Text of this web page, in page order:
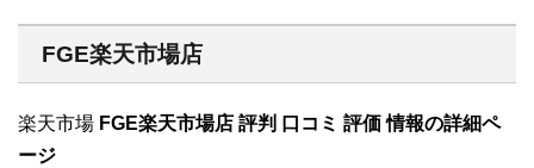
FGE楽天市場店
楽天市場 FGE楽天市場店 評判 口コミ 評価 情報の詳細ペ
ージ